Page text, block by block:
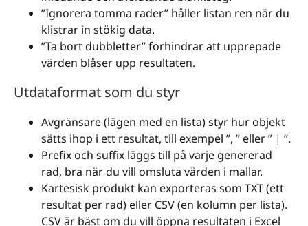
”Ignorera tomma rader” håller listan ren när du
klistrar in stökig data.
”Ta bort dubbletter” förhindrar att upprepade
värden blåser upp resultaten.
Utdataformat som du styr
Avgränsare (lägen med en lista) styr hur objekt
sätts ihop i ett resultat, till exempel ”, ” eller ” | ”.
Prefix och suffix läggs till på varje genererad
rad, bra när du vill omsluta värden i mallar.
Kartesisk produkt kan exporteras som TXT (ett
resultat per rad) eller CSV (en kolumn per lista).
CSV är bäst om du vill öppna resultaten i Excel